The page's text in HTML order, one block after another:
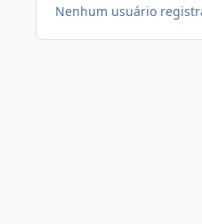
Nenhum usuário